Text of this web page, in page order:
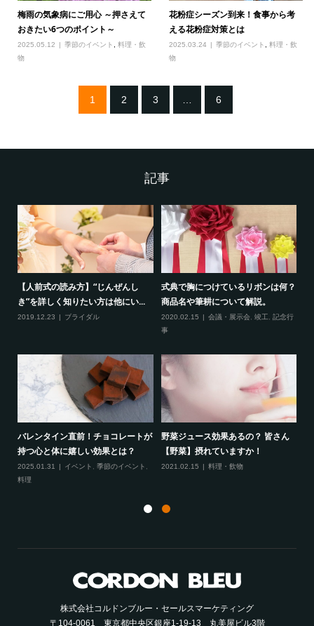
梅雨の気象病にご用心 ～押さえて
おきたい6つのポイント～
2025.05.12 季節のイベント
料理・飲
物
花粉症シーズン到来！食事から考
える花粉症対策とは
2025.03.24 季節のイベント ,料理・飲
物
1 2 3 6
記事
【人前式の読み方】“じんぜんし
き”を詳しく知りたい方は他にい...
2019.12.23 ブライダル
式典で胸につけているリボンは何？
商品名や筆耕について解説。
2020.02.15 会議・展示会, 竣工
記念行
事
バレンタイン直前！チョコレートが
持つ心と体に嬉しい効果とは？
2025.01.31 イベント , 季節のイベント ,
料理
野菜ジュース効果あるの？ 皆さん
【野菜】摂れていますか！
2021.02.15 料理・飲物
株式会社コルドンブルー・セールスマーケティング
〒104-0061 東京都中央区銀座1-19-13 丸美屋ビル3階